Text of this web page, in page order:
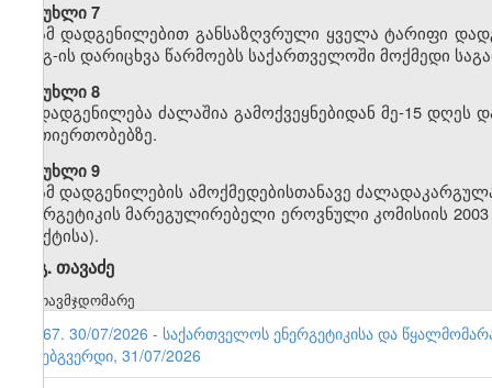
მუხლი 7
ამ დადგენილებით განსაზღვრული ყველა ტარიფი
დღგ-ის დარიცხვა წარმოებს საქართველოში მოქმედი
მუხლი 8
დადგენილება ძალაშია გამოქვეყნებიდან მე-15
ურთიერთობებზე.
მუხლი 9
ამ დადგენილების ამოქმედებისთანავე
ენერგეტიკის მარეგულირებელი ეროვნული კომისიის
პუნქტისა).
გ. თავაძე
თავმჯდომარე
167. 30/07/2026 - საქართველოს ენერგეტიკისა და
ვებგვერდი, 31/07/2026